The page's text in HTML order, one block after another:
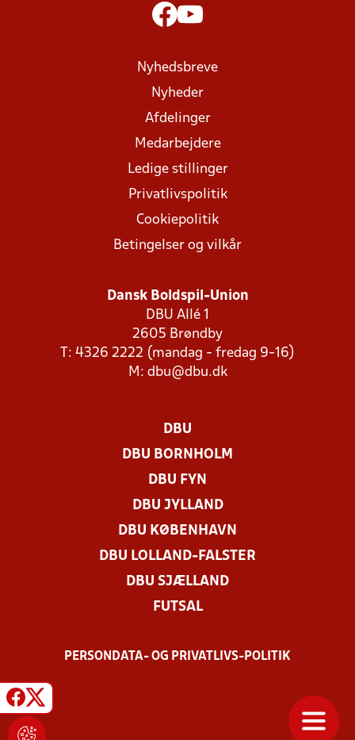
Nyhedsbreve
Nyheder
Afdelinger
Medarbejdere
Ledige stillinger
Privatlivspolitik
Cookiepolitik
Betingelser og vilkår
Dansk Boldspil-Union
DBU Allé 1
2605 Brøndby
T: 4326 2222 (mandag - fredag 9-16)
M: dbu@dbu.dk
DBU
DBU BORNHOLM
DBU FYN
DBU JYLLAND
DBU KØBENHAVN
DBU LOLLAND-FALSTER
DBU SJÆLLAND
FUTSAL
PERSONDATA- OG PRIVATLIVS-POLITIK